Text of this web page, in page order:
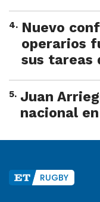
4. Nuevo
operarios
sus tareas
5. Juan
nacional
RUGBY